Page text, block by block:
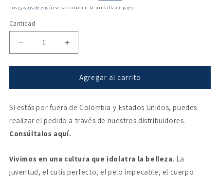
habitual
de
Los gastos de envío se calculan en la pantalla de pago.
Cantidad
Reducir
cantidad
para
verdadera
Aumentar
cantidad
para
Belleza
verdadera
Agregar al carrito
Si estás por fuera de Colombia y Estados Unidos, puedes
realizar el pedido a través de nuestros distribuidores.
Consúltalos aquí.
Vivimos en una cultura que idolatra la belleza. La
juventud, el cutis perfecto, el pelo impecable, el cuerpo